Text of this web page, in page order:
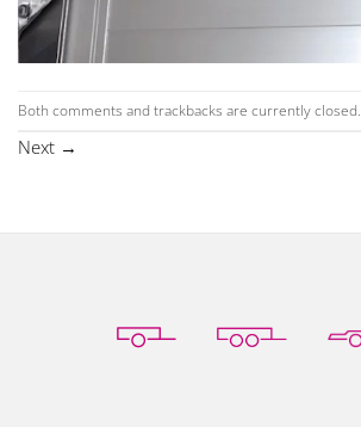
Both comments and trackbacks are currently closed.
Next →